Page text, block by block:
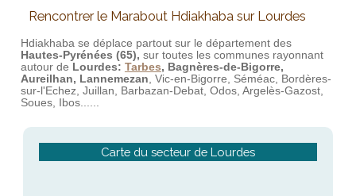
Rencontrer le Marabout Hdiakhaba sur Lourdes
Hdiakhaba se déplace partout sur le département des
Hautes-Pyrénées (65), sur toutes les communes rayonnant
autour de Lourdes: Tarbes, Bagnères-de-Bigorre,
Aureilhan, Lannemezan, Vic-en-Bigorre, Séméac, Bordères-
sur-l'Echez, Juillan, Barbazan-Debat, Odos, Argelès-Gazost,
Soues, Ibos......
Carte du secteur de Lourdes